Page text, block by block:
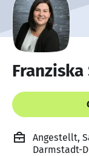
Franziska
Angestellt,
Darmstadt-